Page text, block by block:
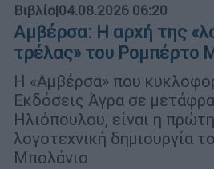
Βιβλίο|04.08.2026 06:20
Αμβέρσα: Η αρχή της
τρέλας» του Ρομπέρτο
Η «Αμβέρσα» που
Εκδόσεις Άγρα σε
Ηλιόπουλου, είναι η
λογοτεχνική δημιουργία
Μπολάνιο